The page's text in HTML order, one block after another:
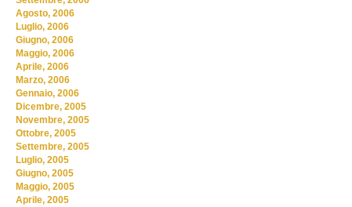
Agosto, 2006
Luglio, 2006
Giugno, 2006
Maggio, 2006
Aprile, 2006
Marzo, 2006
Gennaio, 2006
Dicembre, 2005
Novembre, 2005
Ottobre, 2005
Settembre, 2005
Luglio, 2005
Giugno, 2005
Maggio, 2005
Aprile, 2005